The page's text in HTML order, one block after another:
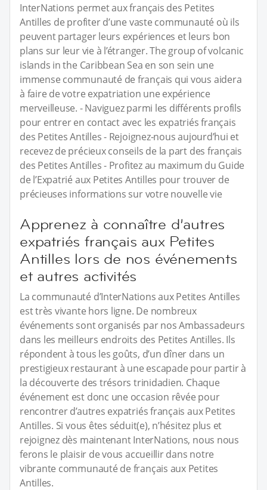
InterNations permet aux français des Petites
Antilles de profiter d’une vaste communauté où ils
peuvent partager leurs expériences et leurs bon
plans sur leur vie à l’étranger. The group of volcanic
islands in the Caribbean Sea en son sein une
immense communauté de français qui vous aidera
à faire de votre expatriation une expérience
merveilleuse. - Naviguez parmi les différents profils
pour entrer en contact avec les expatriés français
des Petites Antilles - Rejoignez-nous aujourd’hui et
recevez de précieux conseils de la part des français
des Petites Antilles - Profitez au maximum du Guide
de l’Expatrié aux Petites Antilles pour trouver de
précieuses informations sur votre nouvelle vie
Apprenez à connaître d’autres
expatriés français aux Petites
Antilles lors de nos événements
et autres activités
La communauté d’InterNations aux Petites Antilles
est très vivante hors ligne. De nombreux
événements sont organisés par nos Ambassadeurs
dans les meilleurs endroits des Petites Antilles. Ils
répondent à tous les goûts, d’un dîner dans un
prestigieux restaurant à une escapade pour partir à
la découverte des trésors trinidadien. Chaque
événement est donc une occasion rêvée pour
rencontrer d’autres expatriés français aux Petites
Antilles. Si vous êtes séduit(e), n’hésitez plus et
rejoignez dès maintenant InterNations, nous nous
ferons le plaisir de vous accueillir dans notre
vibrante communauté de français aux Petites
Antilles.